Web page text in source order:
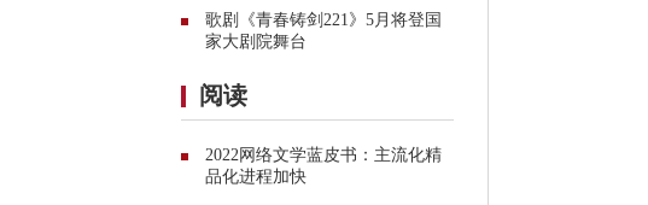
歌剧《青春铸剑221》5月将登国
家大剧院舞台
阅读
2022网络文学蓝皮书：主流化精
品化进程加快